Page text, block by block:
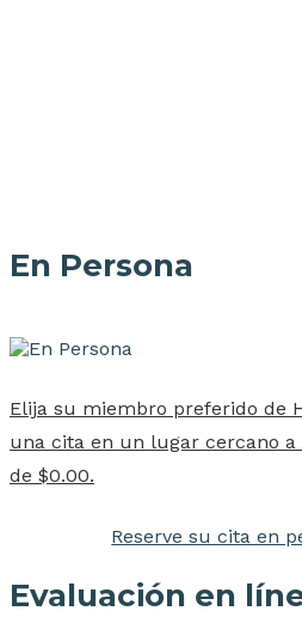
En Persona
Elija su miembro preferido de
una cita en un lugar cercano
de $0.00.
Reserve su cita en
Evaluación en